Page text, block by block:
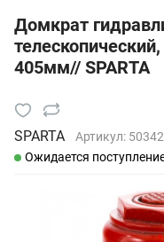
Домкрат
405мм// SPARTA
SPARTA Артикул: 50342
Ожидается